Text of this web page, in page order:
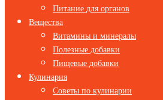
Питание для органов
Вещества
Витамины и минералы
Полезные добавки
Пищевые добавки
Кулинария
Советы по кулинарии